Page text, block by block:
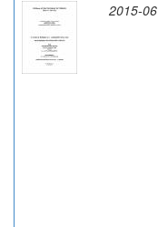
2015-06